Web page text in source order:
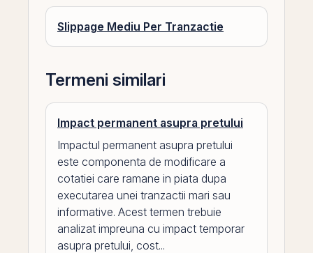
Slippage Mediu Per Tranzactie
Termeni similari
Impact permanent asupra pretului
Impactul permanent asupra pretului
este componenta de modificare a
cotatiei care ramane in piata dupa
executarea unei tranzactii mari sau
informative. Acest termen trebuie
analizat impreuna cu impact temporar
asupra pretului, cost...